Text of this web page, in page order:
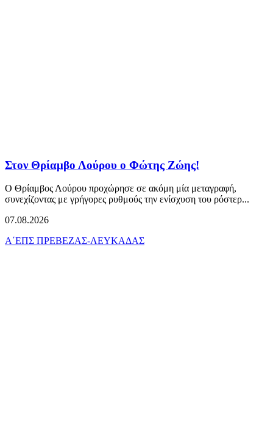
Στον Θρίαμβο Λούρου ο Φώτης Ζώης!
Ο Θρίαμβος Λούρου προχώρησε σε ακόμη μία μεταγραφή,
συνεχίζοντας με γρήγορες ρυθμούς την ενίσχυση του ρόστερ...
07.08.2026
Α΄ΕΠΣ ΠΡΕΒΕΖΑΣ-ΛΕΥΚΑΔΑΣ